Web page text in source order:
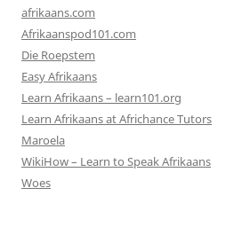
afrikaans.com
Afrikaanspod101.com
Die Roepstem
Easy Afrikaans
Learn Afrikaans – learn101.org
Learn Afrikaans at Africhance Tutors
Maroela
WikiHow – Learn to Speak Afrikaans
Woes